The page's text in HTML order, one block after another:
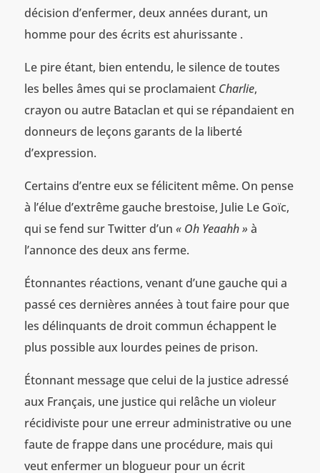
décision d’enfermer, deux années durant, un
homme pour des écrits est ahurissante .
Le pire étant, bien entendu, le silence de toutes
les belles âmes qui se proclamaient Charlie,
crayon ou autre Bataclan et qui se répandaient en
donneurs de leçons garants de la liberté
d’expression.
Certains d’entre eux se félicitent même. On pense
à l’élue d’extrême gauche brestoise, Julie Le Goïc,
qui se fend sur Twitter d’un « Oh Yeaahh » à
l’annonce des deux ans ferme.
Étonnantes réactions, venant d’une gauche qui a
passé ces dernières années à tout faire pour que
les délinquants de droit commun échappent le
plus possible aux lourdes peines de prison.
Étonnant message que celui de la justice adressé
aux Français, une justice qui relâche un violeur
récidiviste pour une erreur administrative ou une
faute de frappe dans une procédure, mais qui
veut enfermer un blogueur pour un écrit